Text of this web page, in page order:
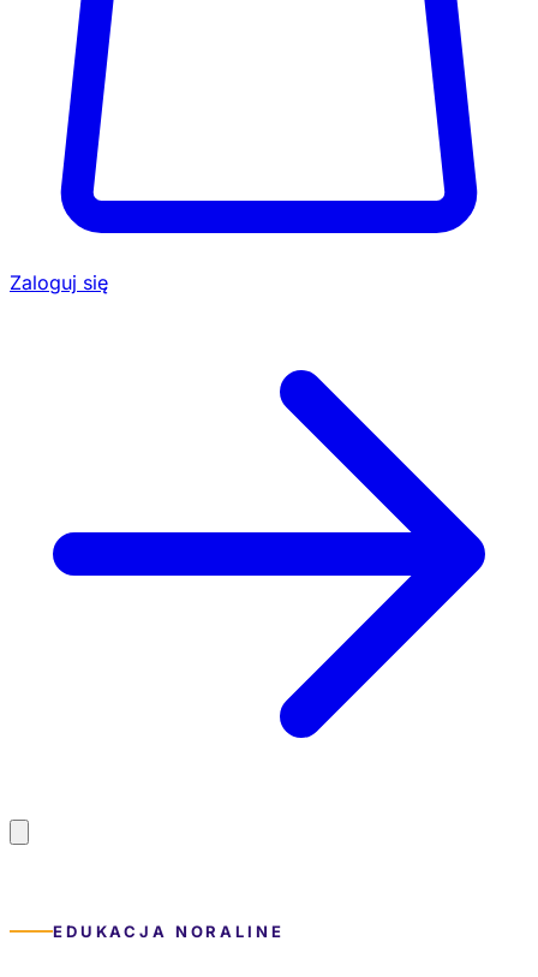
Zaloguj się
EDUKACJA NORALINE